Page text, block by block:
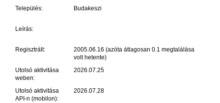
Település:
Budakeszi
Leírás:
Regisztrált:
2005.06.16 (azóta átlagosan 0.1 megtalálása
volt hetente)
Utolsó aktivitása
weben:
2026.07.25
Utolsó aktivitása
API-n (mobilon):
2026.07.28